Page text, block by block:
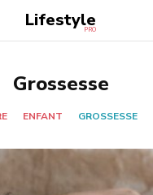
Lifestyle
PRO
Grossesse
ENFANT GROSSESSE